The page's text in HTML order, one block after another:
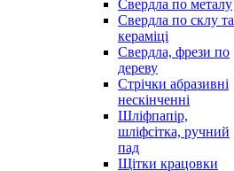
Свердла по металу
Свердла по склу та
кераміці
Свердла, фрези по
дереву
Стрічки абразивні
нескінченні
Шліфпапір,
шліфсітка, ручний
пад
Щітки крацовки